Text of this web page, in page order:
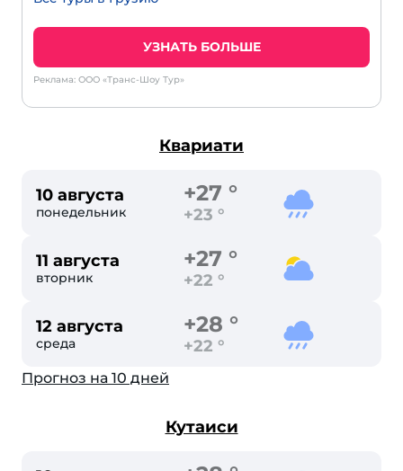
УЗНАТЬ БОЛЬШЕ
Реклама: ООО «Транс-Шоу Тур»
Квариати
10 августа
понедельник
+27 °
+23 °
11 августа
вторник
+27 °
+22 °
12 августа
среда
+28 °
+22 °
Прогноз на 10 дней
Кутаиси